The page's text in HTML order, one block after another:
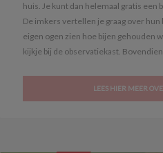
huis. Je kunt dan helemaal gratis een
De imkers vertellen je graag over
eigen ogen zien hoe bijen gehouden
kijkje bij de observatiekast.
LEES HIER MEER